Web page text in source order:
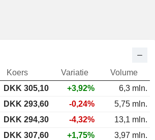
Koers Variatie
Volume
DKK 305,10 +3,92%
6,3 mln.
DKK 293,60 -0,24%
5,75 mln.
DKK 294,30 -4,32%
13,1 mln.
DKK 307,60 +1,75%
3,97 mln.